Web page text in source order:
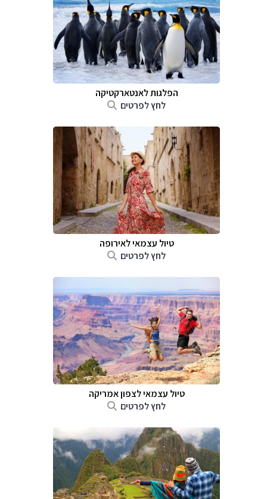
הפלגות לאנטארקטיקה
לחץ לפרטים
טיול עצמאי לאירופה
לחץ לפרטים
טיול עצמאי לצפון אמריקה
לחץ לפרטים